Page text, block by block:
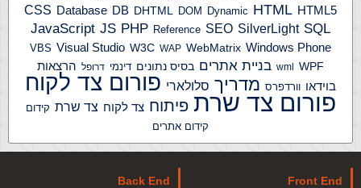
CSS Database DB DHTML DOM Dynamic HTML HTML5
JavaScript JS PHP Reference SEO SilverLight SQL
VBS Visual Studio W3C WAP WebMatrix Windows Phone
wml WPF בניית אתרים בסיס נתונים דינמי דרופל הרצאות
בוידאו וורדפרס מדריך סלולארי פורום צד לקוח
פורום צד שרת פיתוח צד לקוח צד שרת קידום
קידום אתרים
Front End
Back End